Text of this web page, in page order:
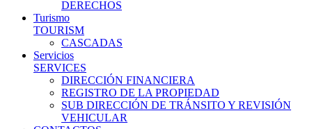
DERECHOS
Turismo
TOURISM
CASCADAS
Servicios
SERVICES
DIRECCIÓN FINANCIERA
REGISTRO DE LA PROPIEDAD
SUB DIRECCIÓN DE TRÁNSITO Y REVISIÓN
VEHICULAR